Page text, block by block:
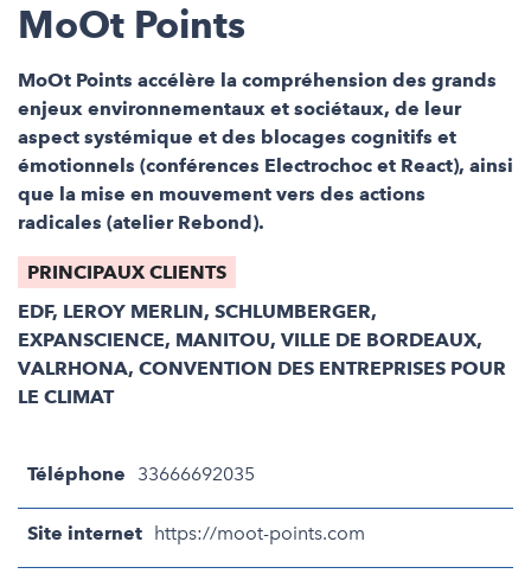
MoOt Points
MoOt Points accélère la compréhension des grands
enjeux environnementaux et sociétaux, de leur
aspect systémique et des blocages cognitifs et
émotionnels (conférences Electrochoc et React), ainsi
que la mise en mouvement vers des actions
radicales (atelier Rebond).
PRINCIPAUX CLIENTS
EDF, LEROY MERLIN, SCHLUMBERGER,
EXPANSCIENCE, MANITOU, VILLE DE BORDEAUX,
VALRHONA, CONVENTION DES ENTREPRISES POUR
LE CLIMAT
Téléphone 33666692035
Site internet https://moot-points.com